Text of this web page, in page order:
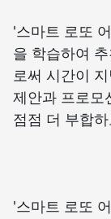
'스마트 로또
을 학습하여
로써 시간이
제안과 프로모
점점 더 부합
'스마트 로또